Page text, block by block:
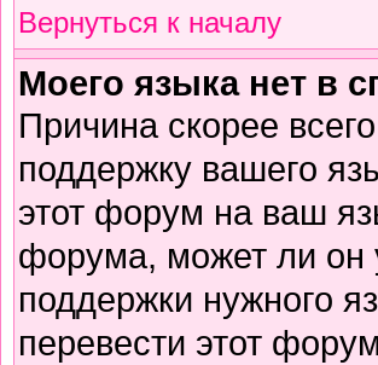
Вернуться к началу
Моего языка нет в
Причина скорее
поддержку вашего
этот форум на ваш
форума, может ли он
поддержки нужного
перевести этот